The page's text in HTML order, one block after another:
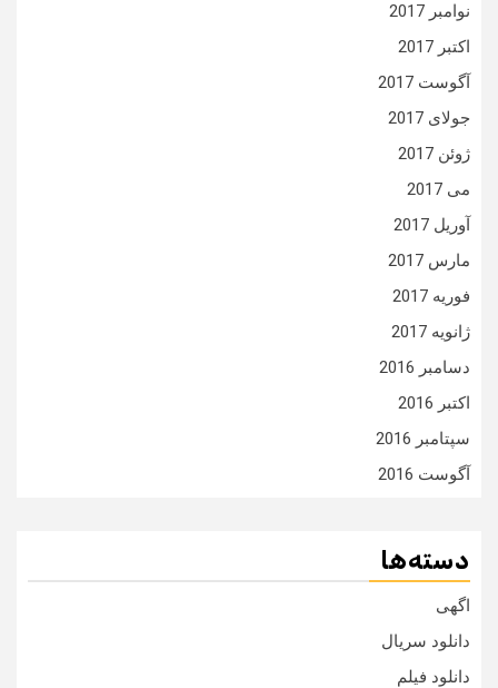
نوامبر 2017
اکتبر 2017
آگوست 2017
جولای 2017
ژوئن 2017
می 2017
آوریل 2017
مارس 2017
فوریه 2017
ژانویه 2017
دسامبر 2016
اکتبر 2016
سپتامبر 2016
آگوست 2016
دسته‌ها
اگهی
دانلود سریال
دانلود فیلم